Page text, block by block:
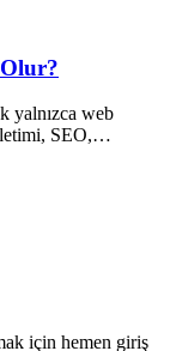
yalnızca web
iletimi, SEO,…
için hemen giriş